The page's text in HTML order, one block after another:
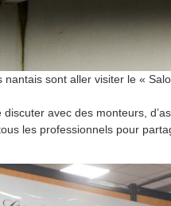
sont aller visiter le «
discuter avec des monteurs,
les professionnels pour